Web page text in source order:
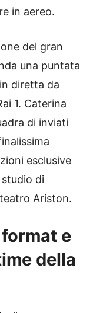
in aereo.
del gran
una puntata
diretta da
1. Caterina
di inviati
esclusive
di
Ariston.
e
della